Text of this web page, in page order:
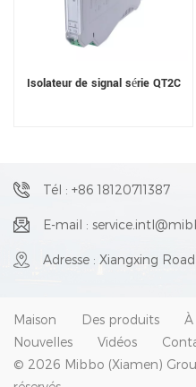
Isolateur de signal série QT2C
Tél : +86 18120711387
E-mail :
Adresse : Xiangxing
Maison Des produits
À
Nouvelles
Vidéos
© 2026 Mibbo (Xiamen)